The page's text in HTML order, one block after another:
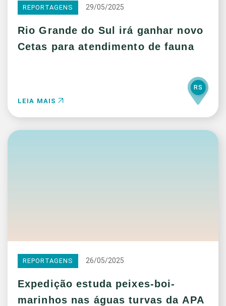
REPORTAGENS 29/05/2025
Rio Grande do Sul irá ganhar novo
Cetas para atendimento de fauna
LEIA MAIS
RS
REPORTAGENS 26/05/2025
Expedição estuda peixes-boi-
marinhos nas águas turvas da APA